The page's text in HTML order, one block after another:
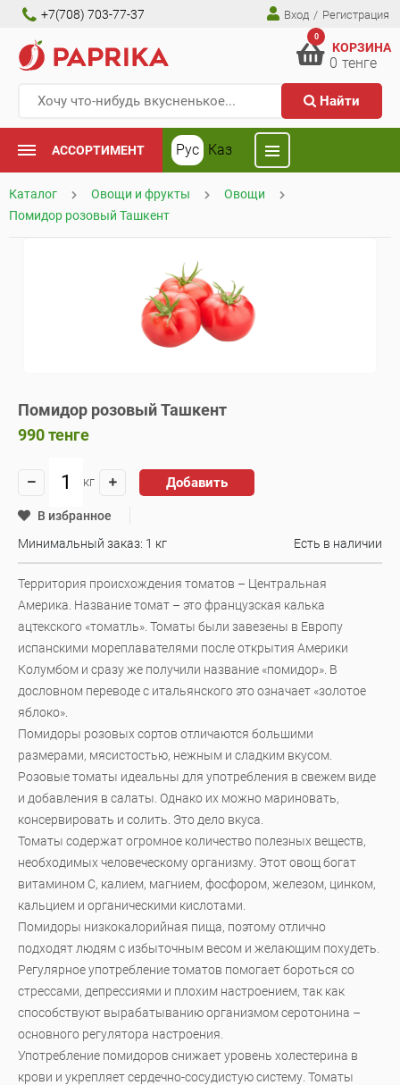
+7(708) 703-77-37 Вход / Регистрация
Найти
0
КОРЗИНА
0 тенге
АССОРТИМЕНТ Рус Каз
Каталог Овощи и фрукты
Овощи
Помидор розовый Ташкент
Помидор розовый Ташкент
990тенге
кг Добавить
В избранное
Минимальный заказ: 1 кг
Есть в наличии
Территория происхождения томатов – Центральная
Америка. Название томат – это французская калька
ацтекского «томатль». Томаты были завезены в Европу
испанскими мореплавателями после открытия Америки
Колумбом и сразу же получили название «помидор». В
дословном переводе с итальянского это означает «золотое
яблоко».
Помидоры розовых сортов отличаются большими
размерами, мясистостью, нежным и сладким вкусом.
Розовые томаты идеальны для употребления в свежем виде
и добавления в салаты. Однако их можно мариновать,
консервировать и солить. Это дело вкуса.
Томаты содержат огромное количество полезных веществ,
необходимых человеческому организму. Этот овощ богат
витамином С, калием, магнием, фосфором, железом, цинком,
кальцием и органическими кислотами.
Помидоры низкокалорийная пища, поэтому отлично
подходят людям с избыточным весом и желающим похудеть.
Регулярное употребление томатов помогает бороться со
стрессами, депрессиями и плохим настроением, так как
способствуют вырабатыванию организмом серотонина –
основного регулятора настроения.
Употребление помидоров снижает уровень холестерина в
крови и укрепляет сердечно-сосудистую систему. Томаты